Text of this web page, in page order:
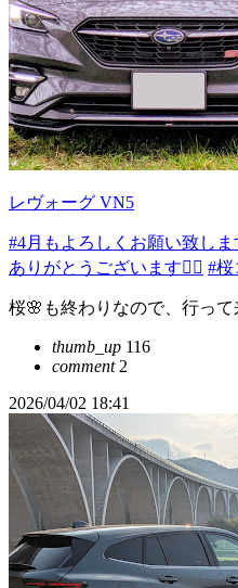
レヴォーグ VN5
#4月もよろしくお願い致しま
ありがとうございます🙇‍♂️ #桜
桜🌸も終わりなので、行って
thumb_up 116
comment2
2026/04/02 18:41